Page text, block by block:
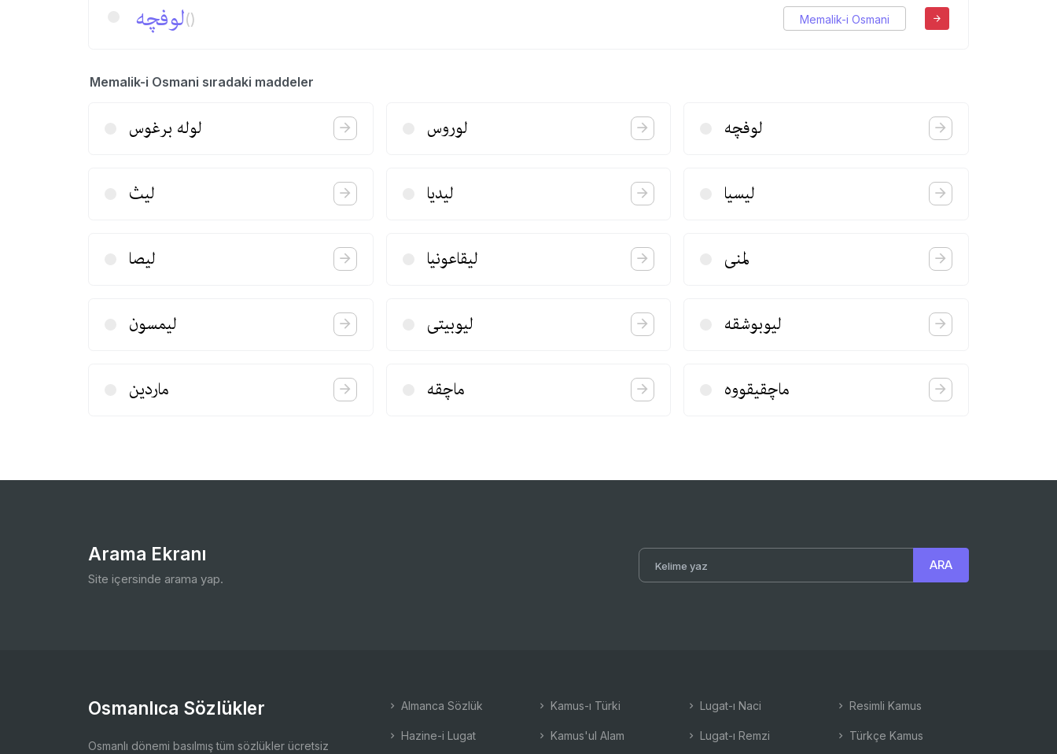
لوفچه() Memalik-i Osmani
Memalik-i Osmani sıradaki maddeler
لوله برغوس لوروس لوفچه
لیث لیدیا لیسیا
لیصا لیقاعونیا لمنی
لیمسون لیوبیتی لیوبوشقه
ماردین ماچقه ماچقیقووه
Arama Ekranı
Site içersinde arama yap.
Osmanlıca Sözlükler
Osmanlı dönemi basılmış tüm sözlükler ücretsiz
Almanca Sözlük
Hazine-i Lugat
Kamus-ı Türki
Kamus'ul Alam
Lugat-ı Naci
Lugat-ı Remzi
Resimli Kamus
Türkçe Kamus